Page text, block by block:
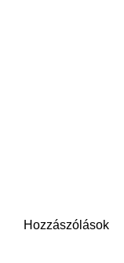
Hozzászólások